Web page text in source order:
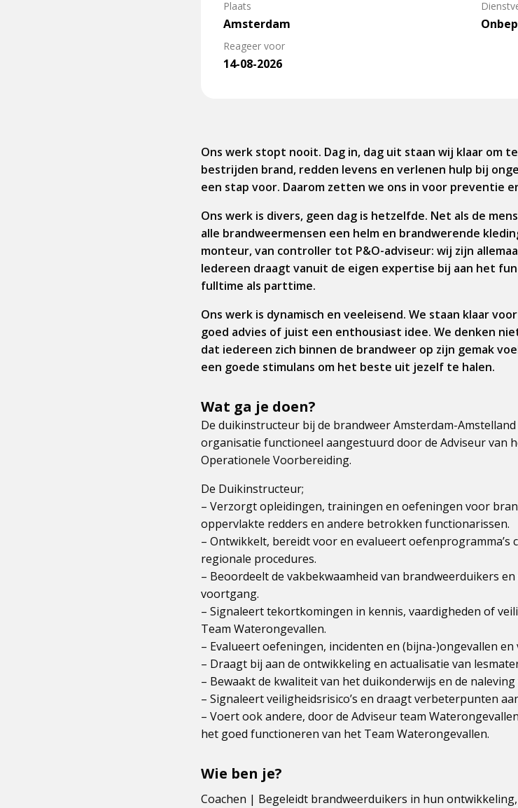
Plaats
Amsterdam
Reageer voor
14-08-2026
Ons werk stopt nooit. Dag in, dag uit staan wij klaar om
bestrijden brand, redden levens en verlenen hulp bij
een stap voor. Daarom zetten we ons in voor preventie
Ons werk is divers, geen dag is hetzelfde. Net als de
alle brandweermensen een helm en brandwerende
monteur, van controller tot P&O-adviseur: wij zijn
Iedereen draagt vanuit de eigen expertise bij aan het
fulltime als parttime.
Ons werk is dynamisch en veeleisend. We staan klaar
goed advies of juist een enthousiast idee. We denken
dat iedereen zich binnen de brandweer op zijn gemak
een goede stimulans om het beste uit jezelf te halen.
Wat ga je doen?
De duikinstructeur bij de brandweer Amsterdam-
organisatie functioneel aangestuurd door de Adviseur van
Operationele Voorbereiding.
De Duikinstructeur;
– Verzorgt opleidingen, trainingen en oefeningen voor
oppervlakte redders en andere betrokken functionarissen.
– Ontwikkelt, bereidt voor en evalueert oefenprogramma’s
regionale procedures.
– Beoordeelt de vakbekwaamheid van brandweerduikers
voortgang.
– Signaleert tekortkomingen in kennis, vaardigheden of
Team Waterongevallen.
– Evalueert oefeningen, incidenten en (bijna-)ongevallen
– Draagt bij aan de ontwikkeling en actualisatie van
– Bewaakt de kwaliteit van het duikonderwijs en de
– Signaleert veiligheidsrisico’s en draagt verbeterpunten
– Voert ook andere, door de Adviseur team
het goed functioneren van het Team Waterongevallen.
Wie ben je?
Coachen | Begeleidt brandweerduikers in hun